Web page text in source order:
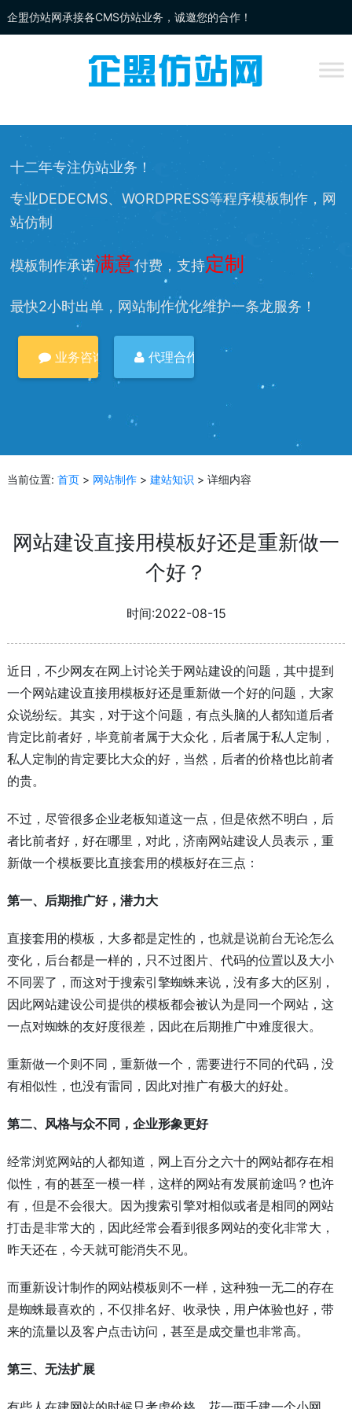
企盟仿站网承接各CMS仿站业务，诚邀您的合作！
DEDECMS仿站 、WORDPRESS仿站
、网站兼容等服务，欢迎您的访问！
十二年专注仿站业务！
专业DEDECMS、WORDPRESS等程序模板制作，网
站仿制
模板制作承诺满意付费，支持定制
最快2小时出单，网站制作优化维护一条龙服务！
业务咨询 代理合作
当前位置: 首页> 网站制作> 建站知识 > 详细内容
网站建设直接用模板好还是重新做一
个好？
时间:2022-08-15
近日，不少网友在网上讨论关于网站建设的问题，其中提到
一个网站建设直接用模板好还是重新做一个好的问题，大家
众说纷纭。其实，对于这个问题，有点头脑的人都知道后者
肯定比前者好，毕竟前者属于大众化，后者属于私人定制，
私人定制的肯定要比大众的好，当然，后者的价格也比前者
的贵。
不过，尽管很多企业老板知道这一点，但是依然不明白，后
者比前者好，好在哪里，对此，济南网站建设人员表示，重
新做一个模板要比直接套用的模板好在三点：
第一、后期推广好，潜力大
直接套用的模板，大多都是定性的，也就是说前台无论怎么
变化，后台都是一样的，只不过图片、代码的位置以及大小
不同罢了，而这对于搜索引擎蜘蛛来说，没有多大的区别，
因此网站建设公司提供的模板都会被认为是同一个网站，这
一点对蜘蛛的友好度很差，因此在后期推广中难度很大。
重新做一个则不同，重新做一个，需要进行不同的代码，没
有相似性，也没有雷同，因此对推广有极大的好处。
第二、风格与众不同，企业形象更好
经常浏览网站的人都知道，网上百分之六十的网站都存在相
似性，有的甚至一模一样，这样的网站有发展前途吗？也许
有，但是不会很大。因为搜索引擎对相似或者是相同的网站
打击是非常大的，因此经常会看到很多网站的变化非常大，
昨天还在，今天就可能消失不见。
而重新设计制作的网站模板则不一样，这种独一无二的存在
是蜘蛛最喜欢的，不仅排名好、收录快，用户体验也好，带
来的流量以及客户点击访问，甚至是成交量也非常高。
第三、无法扩展